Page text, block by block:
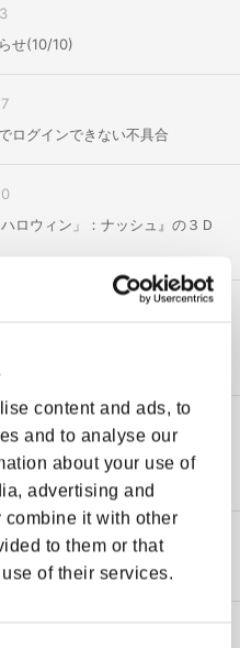
content and ads, to
and to analyse our
about your use of
advertising and
it with other
to them or that
of their services.
せ(10/10)
ログインできない不具合
ロウィン」：ナッシュ』の３Ｄ
バトルクリア後のゲームクラッ
せ(3/8)